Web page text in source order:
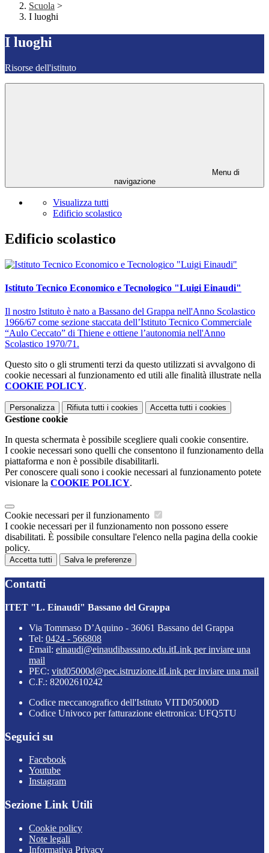
Scuola >
I luoghi
I luoghi
Risorse dell'istituto
Menu di
navigazione
Visualizza tutti
Edificio scolastico
Edificio scolastico
Istituto Tecnico Economico e Tecnologico "Luigi Einaudi"
Il nostro Istituto è nato a Bassano del Grappa nell'Anno Scolastico
1966/67 come sezione staccata dell’Istituto Tecnico Commerciale
“Aulo Ceccato” di Thiene e ottiene l’autonomia nell'Anno
Scolastico 1970/71.
Questo sito o gli strumenti terzi da questo utilizzati si avvalgono di
cookie necessari al funzionamento ed utili alle finalità illustrate nella
COOKIE POLICY.
Personalizza Rifiuta tutti i cookies Accetta tutti i cookies
Gestione cookie
In questa schermata è possibile scegliere quali cookie consentire.
I cookie necessari sono quelli che consentono il funzionamento della
piattaforma e non è possibile disabilitarli.
Per conoscere quali sono i cookie necessari al funzionamento potete
visionare la COOKIE POLICY.
Cookie necessari per il funzionamento
I cookie necessari per il funzionamento non possono essere
disabilitati. È possibile consultare l'elenco nella pagina della cookie
policy.
Accetta tutti Salva le preferenze
Contatti
ITET "L. Einaudi" Bassano del Grappa
Via Tommaso D’Aquino - 36061 Bassano del Grappa
Tel: 0424 - 566808
Email: einaudi@einaudibassano.edu.itLink per inviare una
mail
PEC: vitd05000d@pec.istruzione.itLink per inviare una mail
C.F.: 82002610242
Codice meccanografico dell'Istituto VITD05000D
Codice Univoco per fatturazione elettronica: UFQ5TU
Seguici su
Facebook
Youtube
Instagram
Sezione Link Utili
Cookie policy
Note legali
Informativa Privacy